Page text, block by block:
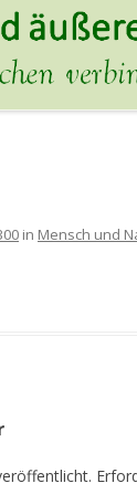
in Mensch und